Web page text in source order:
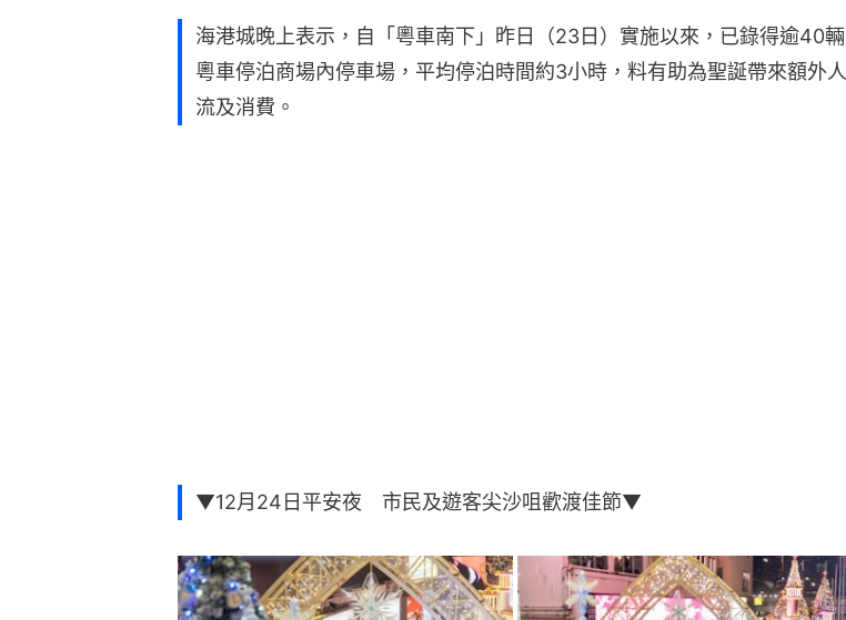
海港城晚上表示，自「粵車南下」昨日（23日）實施以來，已錄得逾40輛
粵車停泊商場內停車場，平均停泊時間約3小時，料有助為聖誕帶來額外人
流及消費。
▼12月24日平安夜 市民及遊客尖沙咀歡渡佳節▼